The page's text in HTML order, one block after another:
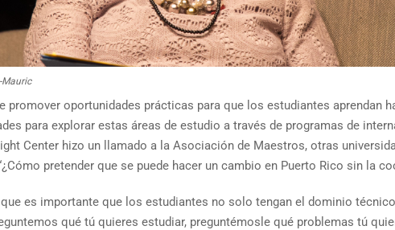
Mauric
promover oportunidades prácticas para que los estudiantes aprendan
para explorar estas áreas de estudio a través de programas de
Center hizo un llamado a la Asociación de Maestros, otras
pretender que se puede hacer un cambio en Puerto Rico sin la
es importante que los estudiantes no solo tengan el dominio
qué tú quieres estudiar, preguntémosle qué problemas tú